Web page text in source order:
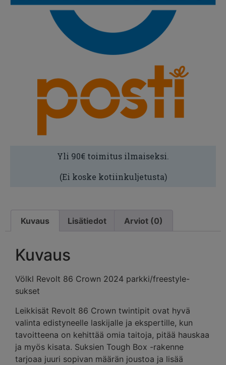
Yli 90€ toimitus ilmaiseksi.
(Ei koske kotiinkuljetusta)
Kuvaus Lisätiedot Arviot (0)
Kuvaus
Völkl Revolt 86 Crown 2024 parkki/freestyle-
sukset
Leikkisät Revolt 86 Crown twintipit ovat hyvä
valinta edistyneelle laskijalle ja ekspertille, kun
tavoitteena on kehittää omia taitoja, pitää hauskaa
ja myös kisata. Suksien Tough Box -rakenne
tarjoaa juuri sopivan määrän joustoa ja lisää